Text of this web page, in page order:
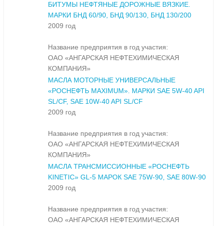
БИТУМЫ НЕФТЯНЫЕ ДОРОЖНЫЕ ВЯЗКИЕ.
МАРКИ БНД 60/90, БНД 90/130, БНД 130/200
2009 год
Название предприятия в год участия:
ОАО «АНГАРСКАЯ НЕФТЕХИМИЧЕСКАЯ
КОМПАНИЯ»
МАСЛА МОТОРНЫЕ УНИВЕРСАЛЬНЫЕ
«РОСНЕФТЬ MAXIMUM». МАРКИ SAE 5W-40 API
SL/CF, SAE 10W-40 API SL/CF
2009 год
Название предприятия в год участия:
ОАО «АНГАРСКАЯ НЕФТЕХИМИЧЕСКАЯ
КОМПАНИЯ»
МАСЛА ТРАНСМИССИОННЫЕ «РОСНЕФТЬ
KINETIC» GL-5 МАРОК SAE 75W-90, SAE 80W-90
2009 год
Название предприятия в год участия:
ОАО «АНГАРСКАЯ НЕФТЕХИМИЧЕСКАЯ